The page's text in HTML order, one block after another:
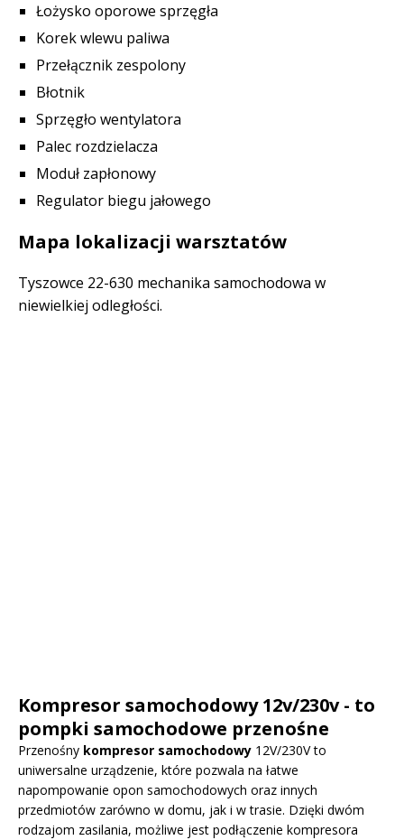
Łożysko oporowe sprzęgła
Korek wlewu paliwa
Przełącznik zespolony
Błotnik
Sprzęgło wentylatora
Palec rozdzielacza
Moduł zapłonowy
Regulator biegu jałowego
Mapa lokalizacji warsztatów
Tyszowce 22-630 mechanika samochodowa w
niewielkiej odległości.
Kompresor samochodowy 12v/230v - to
pompki samochodowe przenośne
Przenośny kompresor samochodowy 12V/230V to
uniwersalne urządzenie, które pozwala na łatwe
napompowanie opon samochodowych oraz innych
przedmiotów zarówno w domu, jak i w trasie. Dzięki dwóm
rodzajom zasilania, możliwe jest podłączenie kompresora